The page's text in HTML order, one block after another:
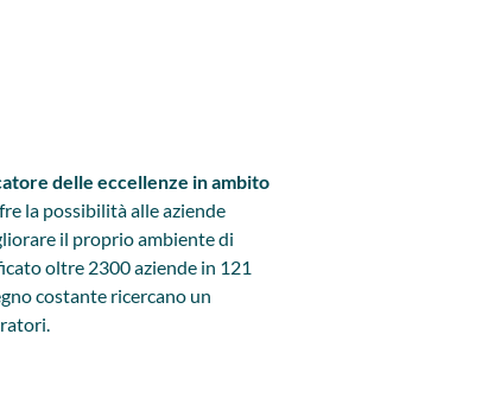
delle eccellenze in ambito
la possibilità alle aziende
il proprio ambiente di
oltre 2300 aziende in 121
costante ricercano un